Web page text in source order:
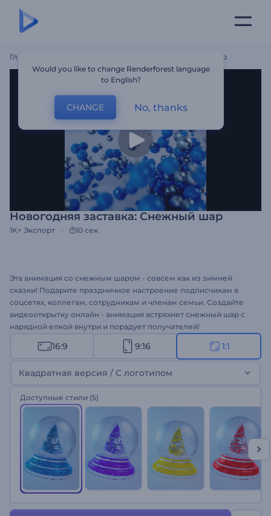
Главная Новогодняя Заставка: Снежный Шар
Новогодняя заставка: Снежный шар
1K+ Экспорт 10 сек
Эта анимация со снежным шаром - совсем как из зимней
сказки! Подарите праздничное настроение подписчикам в
соцсетях, коллегам, сотрудникам и членам семьи. Создайте
видеооткрытку онлайн - анимация встряхнет снежный шар с
нарядной елкой внутри и порадует получателей!
16:9 9:16 1:1
Квадратная версия / С логотипом
Доступные стили (5)
Would you like to change Renderforest language
to English?
CHANGE No, thanks